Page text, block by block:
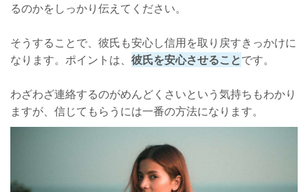
るのかをしっかり伝えてください。
そうすることで、彼氏も安心し信用を取り戻すきっかけに
なります。ポイントは、 彼氏を安心させることです。
わざわざ連絡するのがめんどくさいという気持ちもわかり
ますが、信じてもらうには一番の方法になります。